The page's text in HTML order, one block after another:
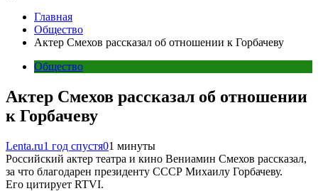
Главная
Общество
Актер Смехов рассказал об отношении к Горбачеву
Общество
Актер Смехов рассказал об отношении
к Горбачеву
Lenta.ru1 год спустя01 минуты
Российский актер театра и кино Вениамин Смехов рассказал,
за что благодарен президенту СССР Михаилу Горбачеву.
Его цитирует RTVI.